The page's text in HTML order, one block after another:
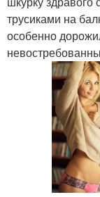
трусиками на
особенно